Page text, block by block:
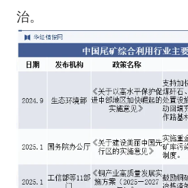
治。